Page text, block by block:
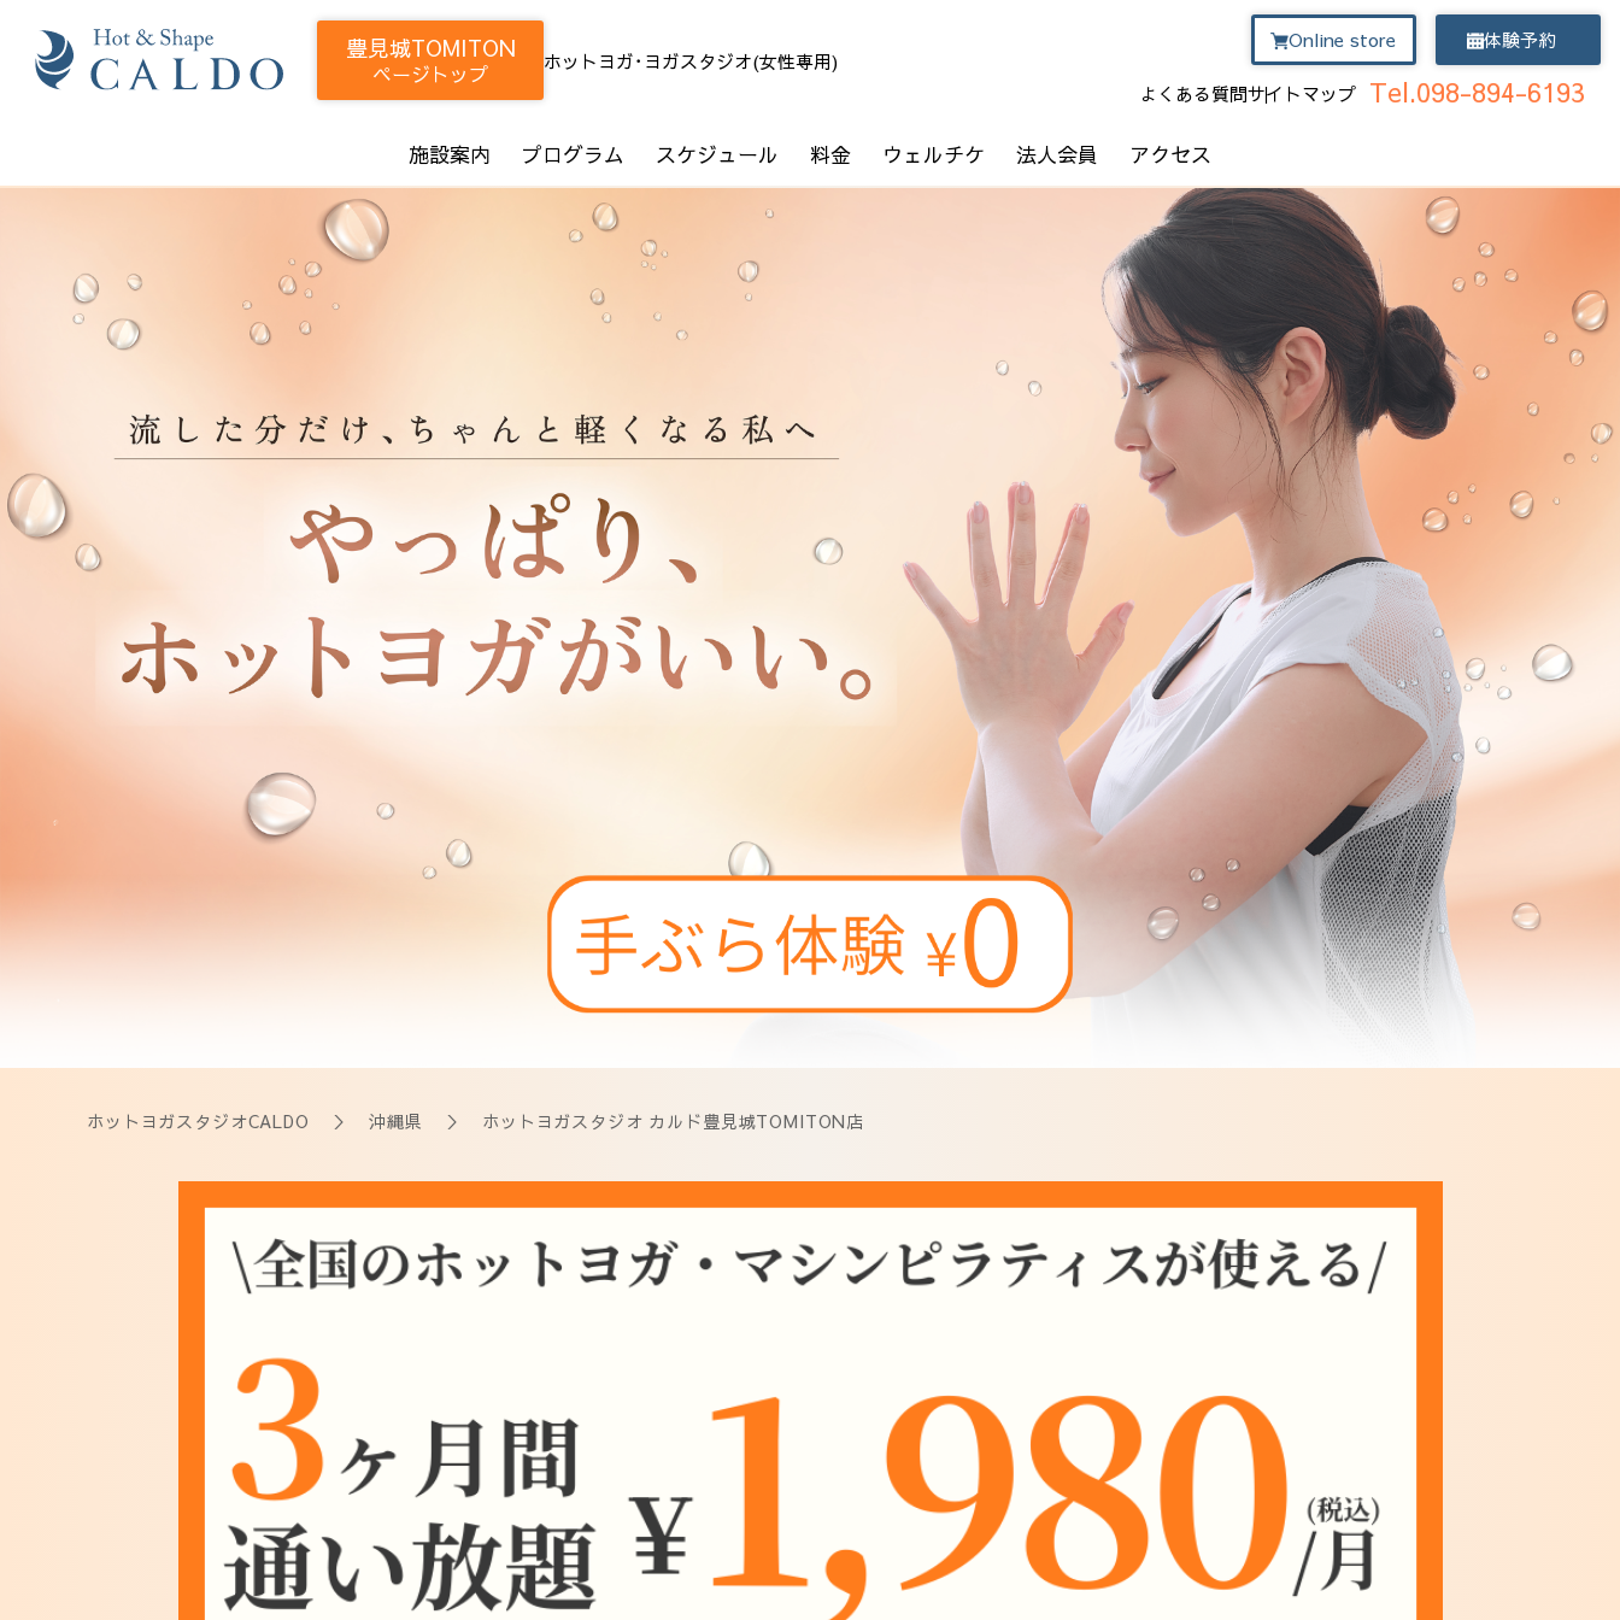
豊見城TOMITON
ページトップ
ホットヨガ･ヨガスタジオ(女性専用)
よくある質問サイトマップ Tel.098-894-6193
施設案内 プログラム スケジュール 料金 ウェルチケ 法人会員 アクセス
ホットヨガスタジオCALDO ＞沖縄県 ＞ ホットヨガスタジオ カルド豊見城TOMITON店
Online store 体験予約